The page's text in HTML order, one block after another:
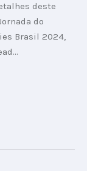
deste
do
Brasil 2024,